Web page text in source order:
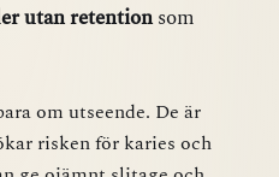
utan retentionsom
om utseende. De är
risken för karies och